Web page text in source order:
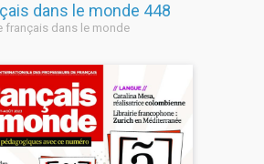
dans le monde 448
français dans le monde